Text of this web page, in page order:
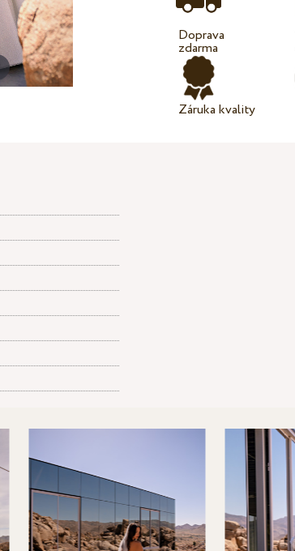
Doprava
zdarma
Záruka kvality